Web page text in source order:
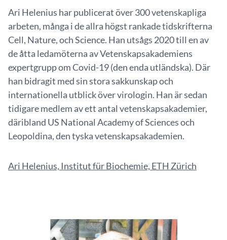
Ari Helenius har publicerat över 300 vetenskapliga
arbeten, många i de allra högst rankade tidskrifterna
Cell, Nature, och Science. Han utsågs 2020 till en av
de åtta ledamöterna av Vetenskapsakademiens
expertgrupp om Covid-19 (den enda utländska). Där
han bidragit med sin stora sakkunskap och
internationella utblick över virologin. Han är sedan
tidigare medlem av ett antal vetenskapsakademier,
däribland US National Academy of Sciences och
Leopoldina, den tyska vetenskapsakademien.
Ari Helenius, Institut für Biochemie, ETH Zürich